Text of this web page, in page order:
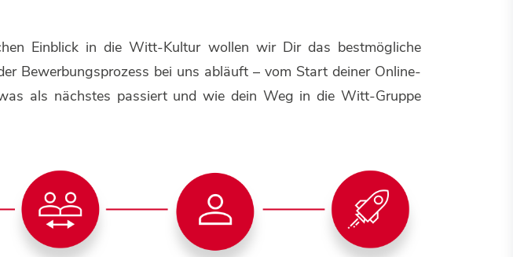
Einblick in die Witt-Kultur wollen wir Dir das bestmögliche
Bewerbungsprozess bei uns abläuft – vom Start deiner Online-
als nächstes passiert und wie dein Weg in die Witt-Gruppe